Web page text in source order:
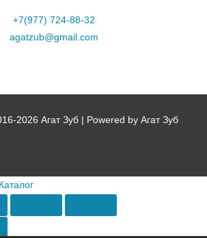
+7(977) 724-88-32
agatzub@gmail.com
2026 Агат Зуб | Powered by Агат Зуб
Каталог